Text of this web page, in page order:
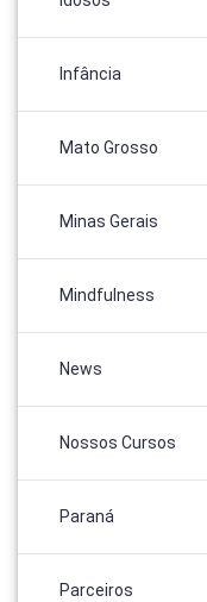
Infância
Mato Grosso
Minas Gerais
Mindfulness
News
Nossos Cursos
Paraná
Parceiros